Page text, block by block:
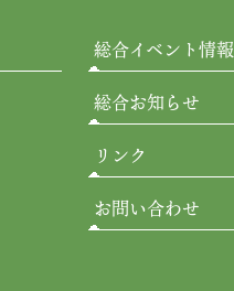
総合イベント情報
総合お知らせ
リンク
お問い合わせ